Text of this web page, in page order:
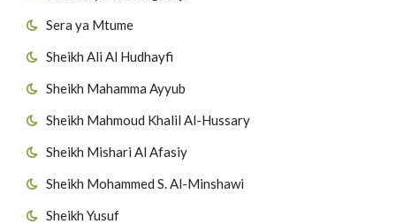
Sera ya Mtume
Sheikh Ali Al Hudhayfi
Sheikh Mahamma Ayyub
Sheikh Mahmoud Khalil Al-Hussary
Sheikh Mishari Al Afasiy
Sheikh Mohammed S. Al-Minshawi
Sheikh Yusuf